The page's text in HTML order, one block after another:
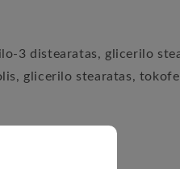
3 distearatas, glicerilo
glicerilo stearatas,